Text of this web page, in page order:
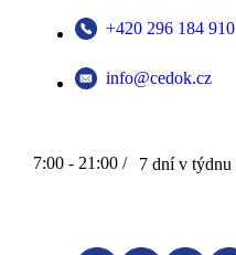
+420 296 184 910
info@cedok.cz
7:00 - 21:00 / 7 dní v týdnu